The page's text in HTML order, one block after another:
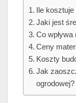
Ile
Jaki jest
Co
Ceny
Koszty
Jak
ogrodowej?